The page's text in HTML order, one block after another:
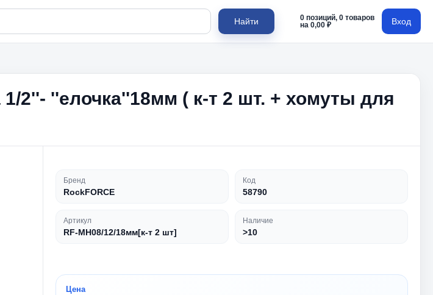
Найти
0 позиций, 0 товаров
на 0,00 ₽
Вход
2''- ''елочка''18мм ( к-т 2 шт. + хомуты для
Бренд
RockFORCE
Код
58790
Артикул
RF-MH08/12/18мм[к-т 2 шт]
Наличие
>10
Цена